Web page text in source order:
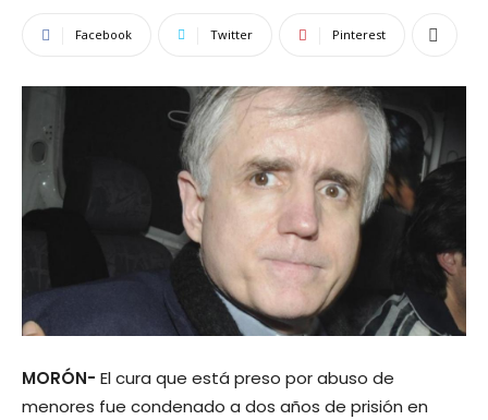
Facebook Twitter Pinterest
MORÓN- El cura que está preso por abuso de
menores fue condenado a dos años de prisión en